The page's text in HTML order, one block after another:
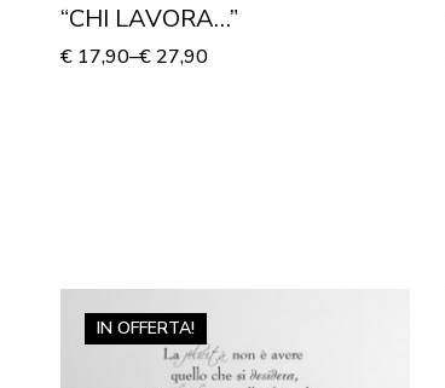
“CHI LAVORA…”
€ 17,90–€ 27,90
IN OFFERTA!